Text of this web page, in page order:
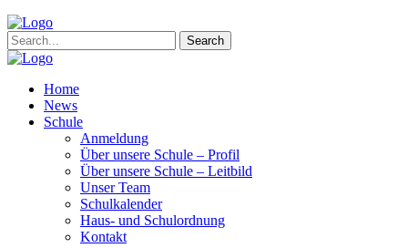
Search
Home
News
Schule
Anmeldung
Über unsere Schule – Profil
Über unsere Schule – Leitbild
Unser Team
Schulkalender
Haus- und Schulordnung
Kontakt